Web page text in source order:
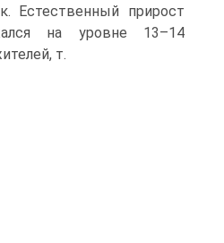
Естественный прирост
на уровне 13–14
т.